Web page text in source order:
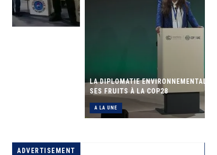
LA DIPLOMATIE ENVIRONNEMENTALE DE LA RDC PORTE
SES FRUITS À LA COP28
ADVERTISEMENT